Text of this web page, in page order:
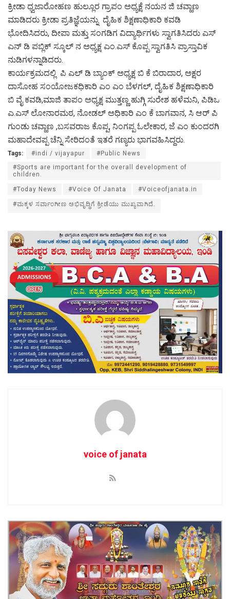
ಕ್ರೀಡಾ ಧ್ವಜಾರೋಹಣ ಹುಲ್ಲೂರ ಗ್ರಾಪಂ ಅಧ್ಯಕ್ಷೆ ನಯನ ಜಿ ಚವ್ಹಾಣ
ಮಾಡಿದರು ಕ್ರೀಡಾ ಪ್ರತಿಜ್ಞೆಯನ್ನು ದೈಹಿಕ ಶಿಕ್ಷಣಾಧಿಕಾರಿ ಕವಡಿ
ಭೋದಿಸಿದರು, ದೀಪಾ ಮತ್ತು ಸಂಗಡಿಗ ವಿದ್ಯಾರ್ಥಿಗಳು ಸ್ವಾಗತಿಸಿದರು ಎಸ್
ಎನ್ ಡಿ ಪಬ್ಲಿಕ್ ಸ್ಕೂಲ್ ನ ಅಧ್ಯಕ್ಷ ಎಂ‌.ಎಸ್ ಕೊಪ್ಪ ಸ್ವಾಗತಿಸಿ ಪ್ರಾಸ್ತಾವಿಕ
ನುಡಿಗಳನ್ನಾಡಿದರು.
ಕಾರ್ಯಕ್ರಮದಲ್ಲಿ ಪಿ ಎಲ್ ಡಿ ಬ್ಯಾಂಕ್ ಅಧ್ಯಕ್ಷ ಬಿ ಕೆ ಬಿರಾದಾರ, ಅಕ್ಷರ
ದಾಸೋಹ ಸಂಯೋಜಕಧಿಕಾರಿ ಎಂ‌ ಎಂ ಬೆಳಗಲ್, ದೈಹಿಕ ಶಿಕ್ಷಣಾಧಿಕಾರಿ
ಬಿ ವೈ ಕವಡಿ,ಮಾಜಿ ತಾಪಂ ಅಧ್ಯಕ್ಷ ಮುತ್ತಣ್ಣ ಹುಗ್ಗಿ ಸುರೇಶ ಹಳೆಮನಿ, ಪಿಡಿಒ
ಎ.ಎಸ್ ಲೋನಾರಮಠ, ನೋಡಲ್ ಅಧಿಕಾರಿ ಎಂ ಕೆ ಬಾಗವಾನ, ಸಿ ಆರ್ ಪಿ
ಗುಂಡು ಚವ್ಹಾಣ ,ಬಸವರಾಜ ಕೊಪ್ಪ, ನಿಂಗಪ್ಪ ಓಲೇಕಾರ, ಜೆ ಎಂ ಕುಂದರಗಿ
ಮಹಾದೇವಪ್ಪ ಚೆನ್ನಿ ಸೇರಿದಂತೆ ಇತರೆ ಗಣ್ಯರು ಭಾಗವಹಿಸಿದ್ದರು.
Tags: #indi / vijayapur
#Public News
#Sports are important for the overall development of
children.
#Today News #Voice Of Janata #Voiceofjanata.in
#ಮಕ್ಕಳ ಸರ್ವಾಂಗೀಣ ಅಭಿವೃದ್ಧಿಗೆ ಕ್ರೀಡೆಯು ಮುಖ್ಯವಾಗಿದೆ.
voice of janata